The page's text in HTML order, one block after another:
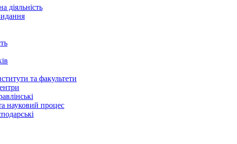
діяльність
та факультети
науковий процес